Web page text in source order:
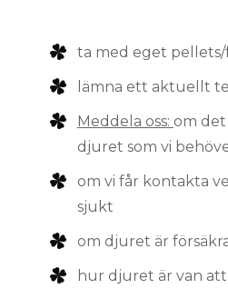
ta med eget
lämna ett aktuellt
Meddela oss: om
djuret som vi
om vi får kontakta
sjukt
om djuret är
hur djuret är van